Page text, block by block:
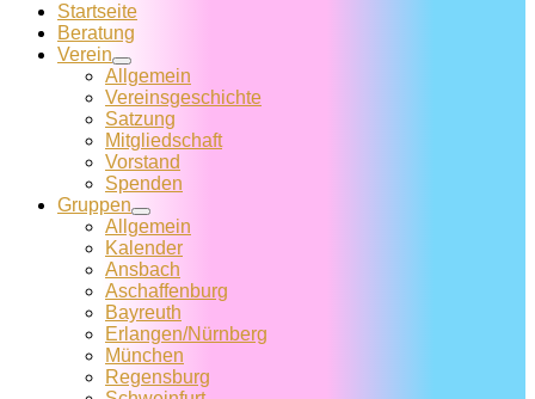
Startseite
Beratung
Verein
Allgemein
Vereins­geschichte
Satzung
Mitglied­schaft
Vorstand
Spenden
Gruppen
Allgemein
Kalender
Ansbach
Aschaffenburg
Bayreuth
Erlangen/Nürnberg
München
Regensburg